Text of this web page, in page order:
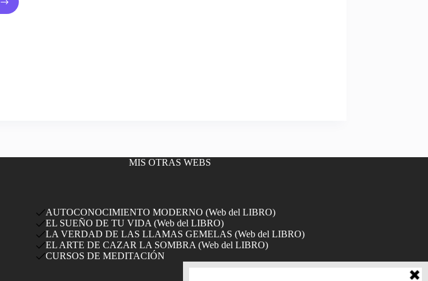
MIS OTRAS WEBS
AUTOCONOCIMIENTO MODERNO (Web del LIBRO)
EL SUEÑO DE TU VIDA (Web del LIBRO)
LA VERDAD DE LAS LLAMAS GEMELAS (Web del LIBRO)
EL ARTE DE CAZAR LA SOMBRA (Web del LIBRO)
CURSOS DE MEDITACIÓN